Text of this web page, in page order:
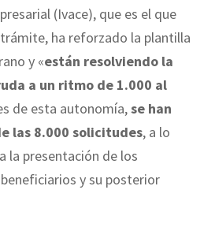
(Ivace), que es el que
ha reforzado la plantilla
y «están resolviendo la
a un ritmo de 1.000 al
de esta autonomía,se han
las 8.000 solicitudes, a lo
la presentación de los
y su posterior